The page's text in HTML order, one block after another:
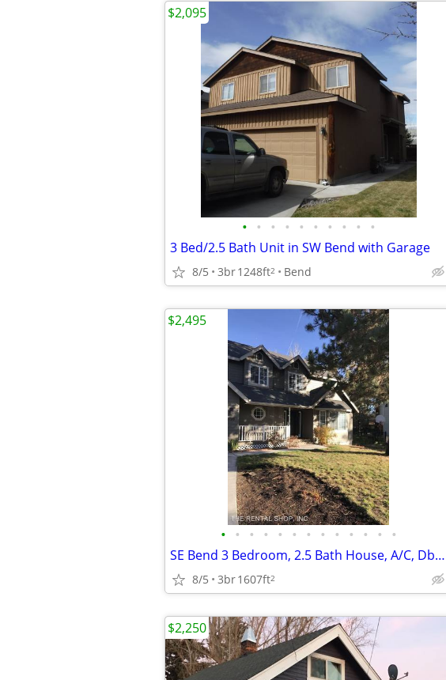
• • • • • • • • • •
3 Bed/2.5 Bath Unit in SW Bend with Garage
8/5 3br1248ft2 Bend
$2,095
• • • • • • • • • • • • •
SE Bend 3 Bedroom, 2.5 Bath House, A/C, Dbl Garage, Fenced Yard
8/5 3br1607ft2
$2,495
$2,250